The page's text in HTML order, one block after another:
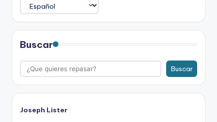
Buscar
Buscar
Joseph Lister